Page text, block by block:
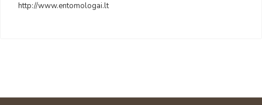
http://www.entomologai.lt